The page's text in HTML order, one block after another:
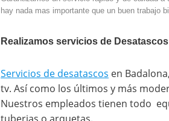
hay nada mas importante que un buen trabajo
Realizamos servicios de
Servicios de desatascos en
tv. Así como los últimos y más
Nuestros empleados tienen todo